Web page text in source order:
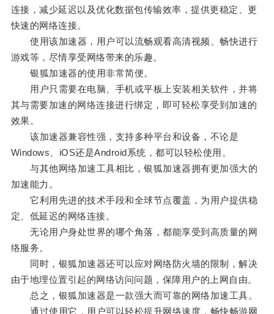
连接，减少延迟以及优化数据包传输效率，提供更稳定、更
快速的网络连接。
使用该加速器，用户可以流畅观看高清视频、畅快进行
游戏等，尽情享受网络带来的乐趣。
银狐加速器的使用非常简便。
用户只需要在电脑、手机或平板上安装相关软件，并将
其与需要加速的网络连接进行绑定，即可轻松享受到加速的
效果。
该加速器兼容性强，支持多种平台和设备，不论是
Windows、iOS还是Android系统，都可以轻松使用。
与其他网络加速工具相比，银狐加速器拥有更加强大的
加速能力。
它利用先进的技术手段和全球节点覆盖，为用户提供稳
定、低延迟的网络连接。
无论用户身处世界的哪个角落，都能享受到高质量的网
络服务。
同时，银狐加速器还可以应对网络防火墙的限制，解决
由于地理位置引起的网络访问问题，保障用户的上网自由。
总之，银狐加速器是一款强大而可靠的网络加速工具。
通过使用它，用户可以轻松提升网络速度，畅快畅游网